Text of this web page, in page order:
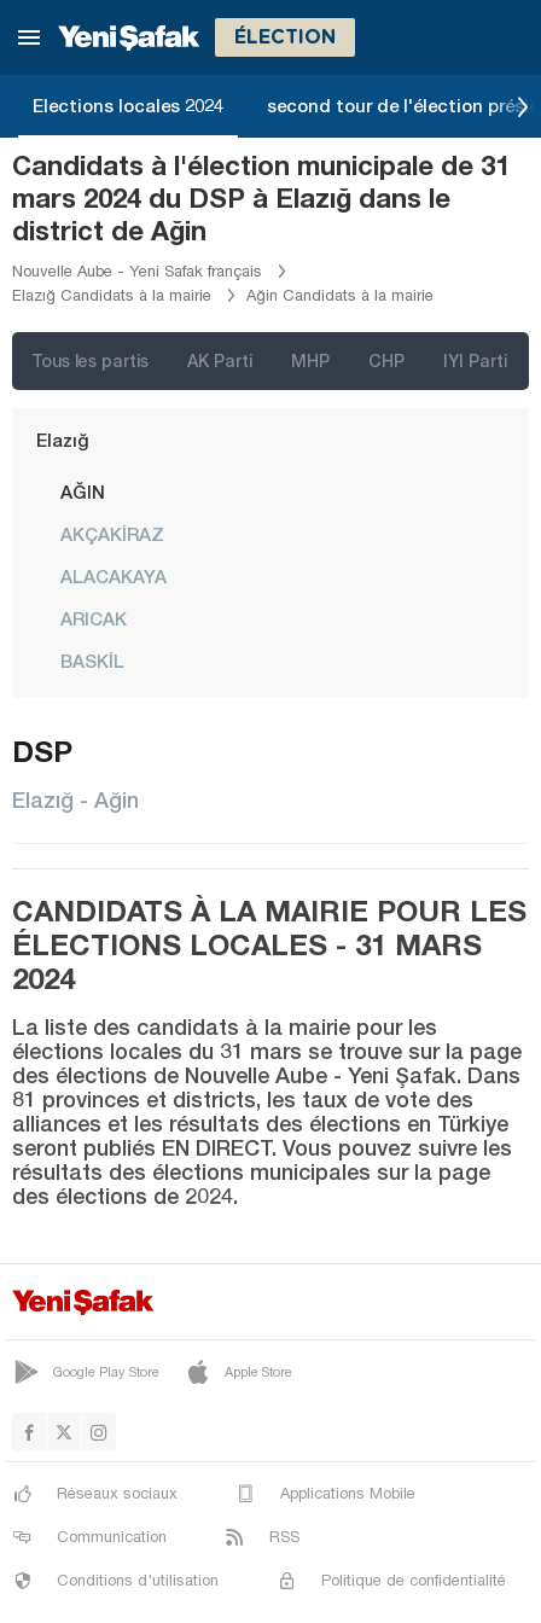
ÉLECTION
Elections locales 2024 second tour de l'élection
Candidats à l'élection municipale de 31
mars 2024 du DSP à Elazığ dans le
district de Ağin
Nouvelle Aube - Yeni Safak français
Elazığ Candidats à la mairie
Ağin Candidats à la mairie
Tous les partis AK Parti MHP CHP IYI Parti
Burdur
Çanakkale
Çankırı
Çorum
Denizli
Diyarbakır
Edirne
Elazığ
AĞIN
AKÇAKİRAZ
ALACAKAYA
ARICAK
BASKİL
BÜKARDI
ERİMLİ
KEBAN
KOVANCILAR
MADEN
MOLLAKENDİ
PALU
SARICAN
SİVRİCE
ÜÇOCAK
YURTBAŞI
Erzincan
Erzurum
Eskişehir
Gaziantep
Giresun
Gümüşhane
Hakkari
DSP
Elazığ - Ağin
CANDIDATS À LA MAIRIE POUR LES
ÉLECTIONS LOCALES - 31 MARS
2024
La liste des candidats à la mairie pour les
élections locales du 31 mars se trouve sur la page
des élections de Nouvelle Aube - Yeni Şafak. Dans
81 provinces et districts, les taux de vote des
alliances et les résultats des élections en Türkiye
seront publiés EN DIRECT. Vous pouvez suivre les
résultats des élections municipales sur la page
des élections de 2024.
Google Play Store Apple Store
Réseaux sociaux Applications Mobile
Communication RSS
Conditions d'utilisation Politique de confidentialité